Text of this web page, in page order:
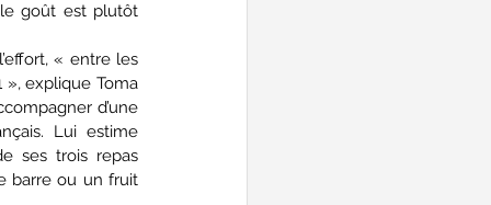
goût est plutôt
« entre les
», explique Toma
d’une
Lui estime
ses trois repas
barre ou un fruit